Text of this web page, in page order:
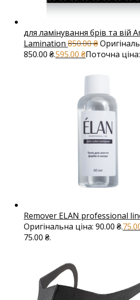
для ламінування брів та вій
Lamination 850.00₴
850.00 ₴.595.00 ₴Поточна
Remover ELAN professional
Оригінальна ціна: 90.00 ₴.
75.00 ₴.